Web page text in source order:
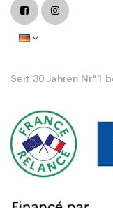
Seit 30 Jahren Nr°1